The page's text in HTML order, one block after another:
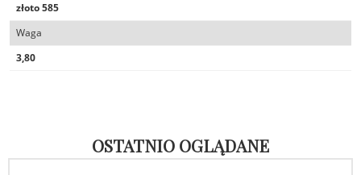
złoto 585
Waga
3,80
OSTATNIO OGLĄDANE